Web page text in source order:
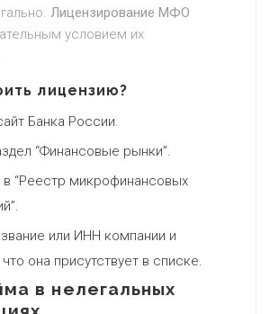
Лицензирование МФО
условием их
лицензию?
Банка России.
“Финансовые рынки”.
в “Реестр микрофинансовых
или ИНН компании и
она присутствует в списке.
в нелегальных